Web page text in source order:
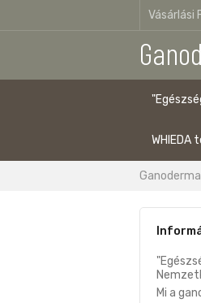
Vásárlási
WHIEDA
Mi a